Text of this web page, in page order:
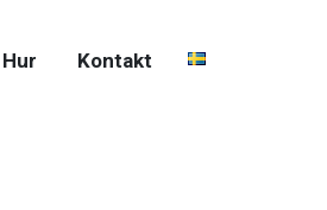
Kontakt